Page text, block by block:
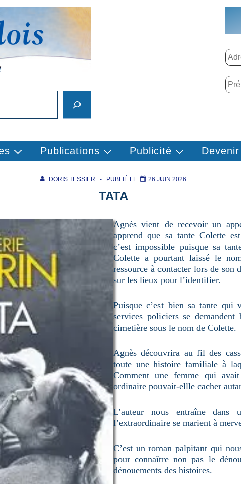
Publications Publicité
DORIS TESSIER PUBLIÉ LE 26 JUIN 2026
TATA
Agnès vient de recevoir un
apprend que sa tante Colette
c’est impossible puisque sa
Colette a pourtant laissé le
ressource à contacter lors de son
sur les lieux pour l’identifier.
Puisque c’est bien sa tante qui
services policiers se
cimetière sous le nom de Colette.
Agnès découvrira au fil des
toute une histoire familiale à
Comment une femme qui
ordinaire pouvait-ellle cacher
L’auteur nous entraîne dans
l’extraordinaire se marient à
C’est un roman palpitant qui
pour connaître non pas le
dénouements des histoires.